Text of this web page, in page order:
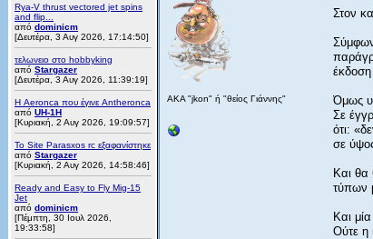
Rya-V thrust vectored jet spins
and flip...
από dominicm
[Δευτέρα, 3 Αυγ 2026, 17:14:50]
τελωνειο στο hobbyking
από Stargazer
[Δευτέρα, 3 Αυγ 2026, 11:39:19]
Η Aeronca που έγινε Antheronca
από UH-1H
[Κυριακή, 2 Αυγ 2026, 19:09:57]
Το Site Parasxos rc εξαφανίστηκε
από Stargazer
[Κυριακή, 2 Αυγ 2026, 14:58:46]
Ready and Easy to Fly Mig-15
Jet
από dominicm
[Πέμπτη, 30 Ιουλ 2026,
19:33:58]
AKA "jkon" ή "θείος Γιάννης"
Στον
Όμως
Σε
ότι:
σε
Και θα
τύπων
Και
Ούτε η